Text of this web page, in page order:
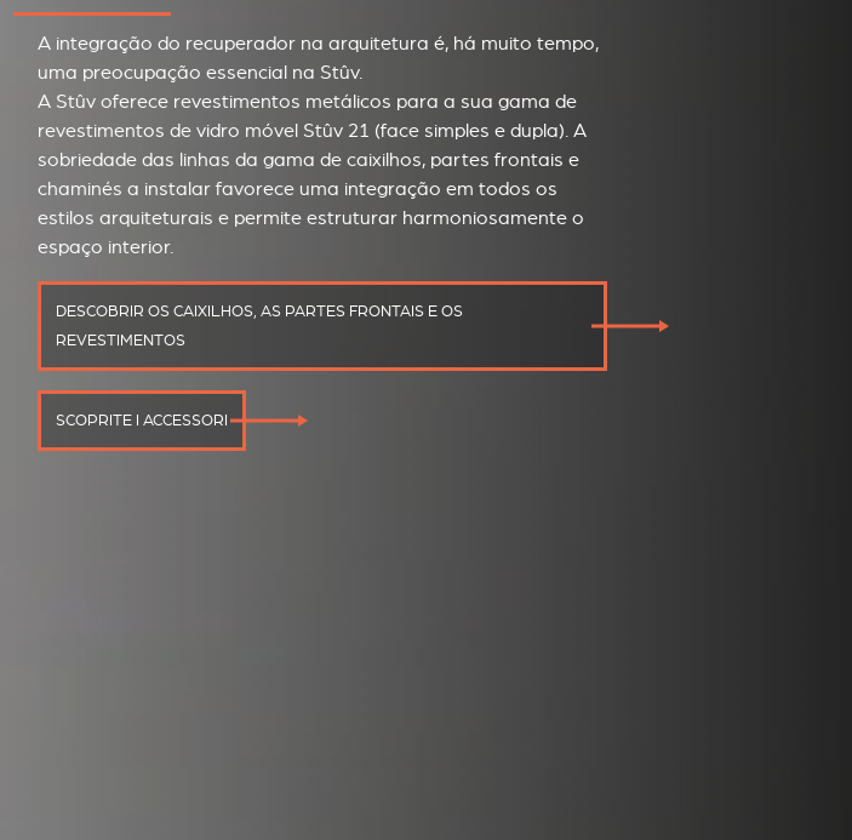
A integração do recuperador na arquitetura é, há muito tempo,
uma preocupação essencial na Stûv.
A Stûv oferece revestimentos metálicos para a sua gama de
revestimentos de vidro móvel Stûv 21 (face simples e dupla). A
sobriedade das linhas da gama de caixilhos, partes frontais e
chaminés a instalar favorece uma integração em todos os
estilos arquiteturais e permite estruturar harmoniosamente o
espaço interior.
DESCOBRIR OS CAIXILHOS, AS PARTES FRONTAIS E OS
REVESTIMENTOS
SCOPRITE I ACCESSORI